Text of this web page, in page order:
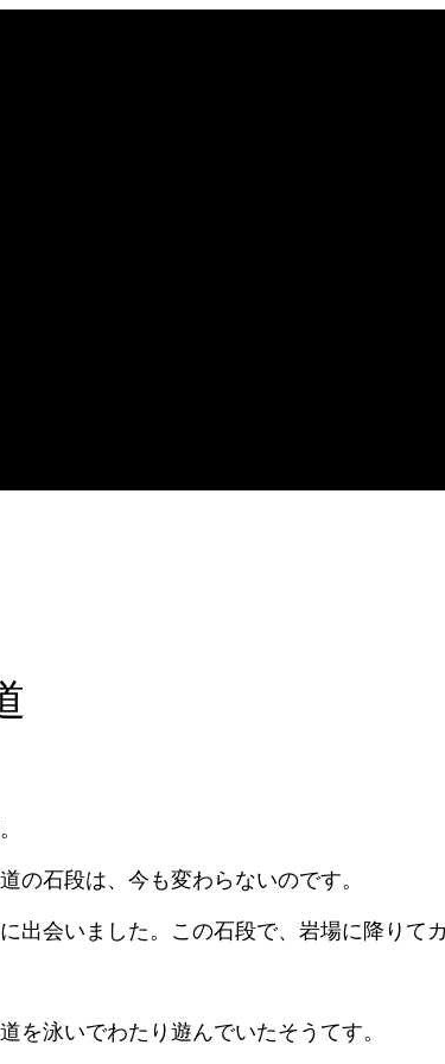
の石段は、今も変わらないのです。
出会いました。この石段で、岩場に降りて
泳いでわたり遊んでいたそうてす。